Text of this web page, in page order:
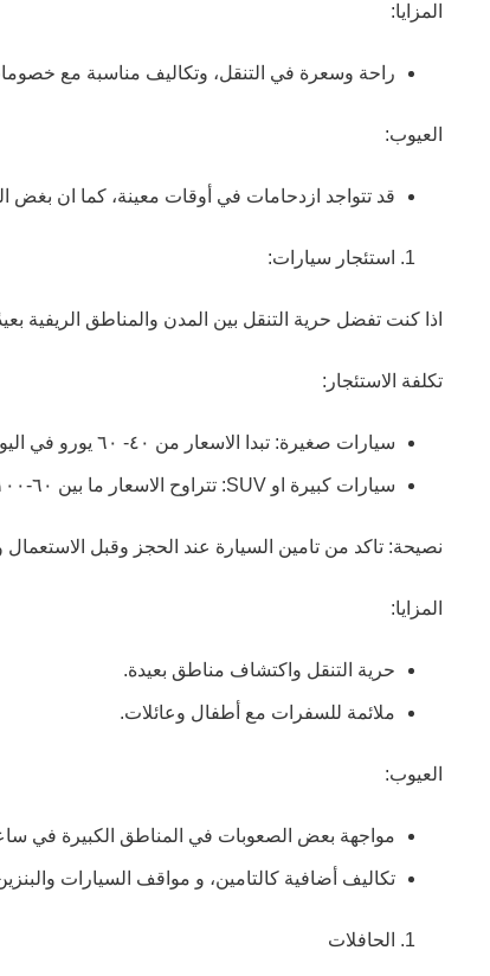
المزايا:
راحة وسعرة في التنقل، وتكاليف مناسبة مع
العيوب:
قد تتواجد ازدحامات في أوقات معينة، كما ان
استئجار سيارات:
اذا كنت تفضل حرية التنقل بين المدن والمناطق الريفية
تكلفة الاستئجار:
سيارات صغيرة: تبدا الاسعار من ٤٠- ٦٠ يورو في اليوم.
سيارات كبيرة او SUV: تتراوح الاسعار ما بين ٦٠-١٠٠ يورو في اليوم حسب نوع السيارة والتامين.
نصيحة: تاكد من تامين السيارة عند الحجز وقبل
المزايا:
حرية التنقل واكتشاف مناطق بعيدة.
ملائمة للسفرات مع أطفال وعائلات.
العيوب:
مواجهة بعض الصعوبات في المناطق الكبيرة في
تكاليف أضافية كالتامين، و مواقف السيارات
الحافلات